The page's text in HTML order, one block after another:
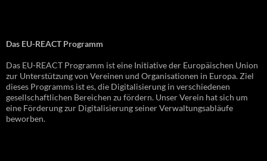
Das EU-REACT Programm
Das EU-REACT Programm ist eine Initiative der Europäischen Union
zur Unterstützung von Vereinen und Organisationen in Europa. Ziel
dieses Programms ist es, die Digitalisierung in verschiedenen
gesellschaftlichen Bereichen zu fördern. Unser Verein hat sich um
eine Förderung zur Digitalisierung seiner Verwaltungsabläufe
beworben.